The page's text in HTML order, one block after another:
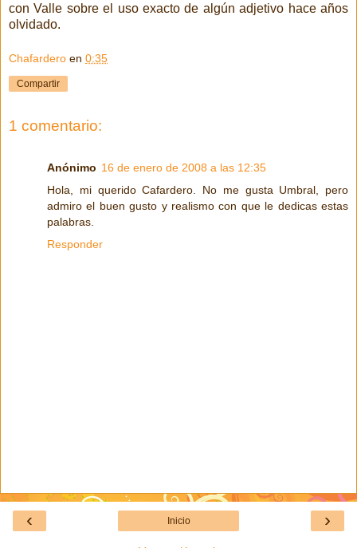
con Valle sobre el uso exacto de algún adjetivo hace años
olvidado.
Chafardero en 0:35
Compartir
1 comentario:
Anónimo 16 de enero de 2008 a las 12:35
Hola, mi querido Cafardero. No me gusta Umbral, pero
admiro el buen gusto y realismo con que le dedicas estas
palabras.
Responder
‹ ›
Inicio